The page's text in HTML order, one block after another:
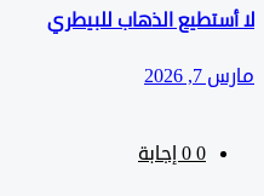
الذهاب للبيطري